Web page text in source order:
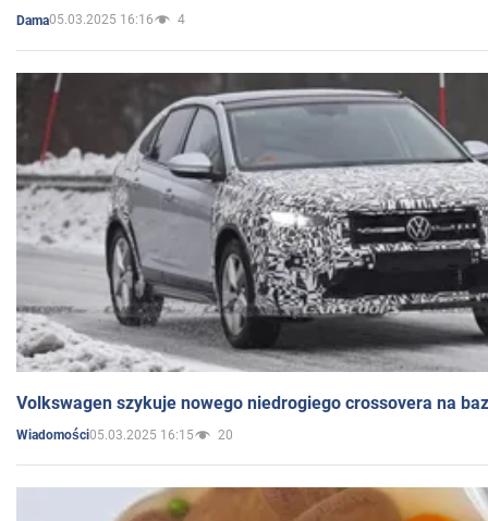
Dama05.03.2025 16:16 4
Volkswagen szykuje nowego niedrogiego crossovera na
Wiadomości05.03.2025 16:15 20